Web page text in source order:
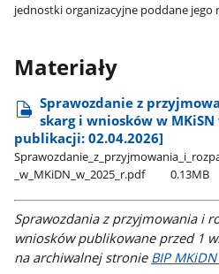
jednostki organizacyjne poddane jego
Materiały
Sprawozdanie z
skarg i wniosków w
publikacji: 02.04.2026]
_w​_MKiDN​_w​_2025​_r.pdf
0.13MB
Sprawozdania z przyjmowania i
wniosków publikowane przed 1
na archiwalnej stronie BIP MKiDN